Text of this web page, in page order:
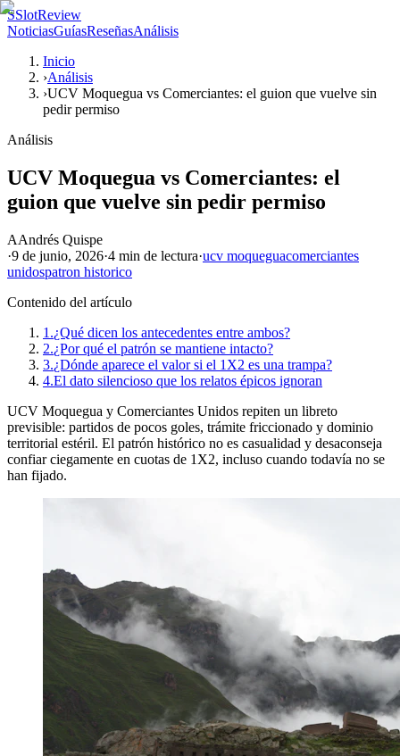
SSlotReview
NoticiasGuíasReseñasAnálisis
Inicio
›Análisis
›UCV Moquegua vs Comerciantes: el guion que vuelve sin
pedir permiso
Análisis
UCV Moquegua vs Comerciantes: el
guion que vuelve sin pedir permiso
AAndrés Quispe
·9 de junio, 2026·4 min de lectura·ucv moqueguacomerciantes
unidospatron historico
Contenido del artículo
1.¿Qué dicen los antecedentes entre ambos?
2.¿Por qué el patrón se mantiene intacto?
3.¿Dónde aparece el valor si el 1X2 es una trampa?
4.El dato silencioso que los relatos épicos ignoran
UCV Moquegua y Comerciantes Unidos repiten un libreto
previsible: partidos de pocos goles, trámite friccionado y dominio
territorial estéril. El patrón histórico no es casualidad y desaconseja
confiar ciegamente en cuotas de 1X2, incluso cuando todavía no se
han fijado.